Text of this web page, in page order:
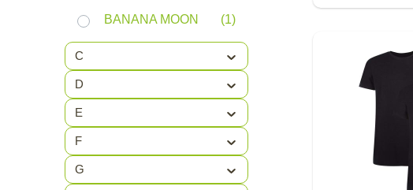
(1)
BANANA MOON
(10)
(64)
(9)
(6)
C
D
E
F
G